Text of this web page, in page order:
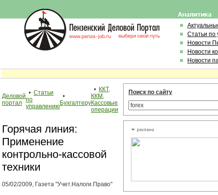
Статьи по
Новости
Новости
Новости
Деловой
портал
• Статьи
по
управлению
•
Бухгалтеру
• ККТ,
ККМ,
Кассовые
операции
Горячая линия:
Применение
контрольно-кассовой
техники
05/02/2009, Газета "Учет.Налоги.Право"
Поиск по сайту